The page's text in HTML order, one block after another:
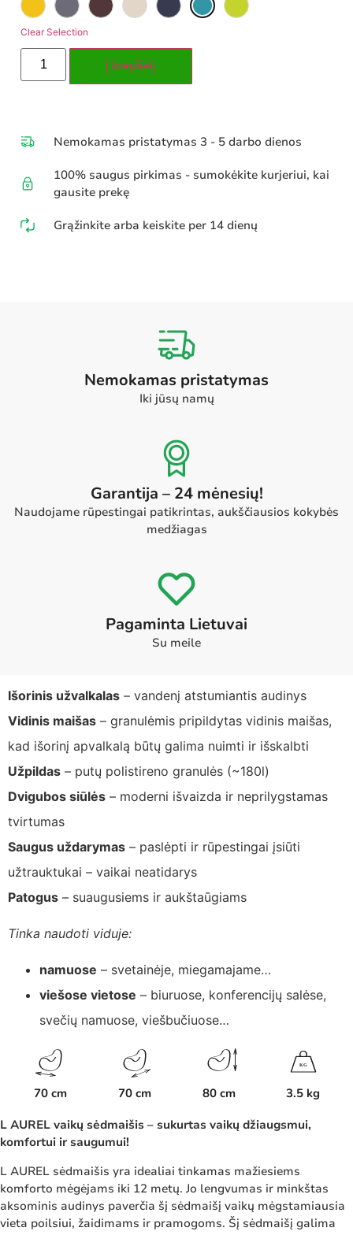
Clear Selection
Į krepšelį
Nemokamas pristatymas 3 - 5 darbo dienos
100% saugus pirkimas - sumokėkite kurjeriui, kai
gausite prekę
Grąžinkite arba keiskite per 14 dienų
Nemokamas pristatymas
Iki jūsų namų
Garantija – 24 mėnesių!
Naudojame rūpestingai patikrintas, aukščiausios kokybės
medžiagas
Pagaminta Lietuvai
Su meile
Išorinis užvalkalas – vandenį atstumiantis audinys
Vidinis maišas – granulėmis pripildytas vidinis maišas,
kad išorinį apvalkalą būtų galima nuimti ir išskalbti
Užpildas – putų polistireno granulės (~180l)
Dvigubos siūlės – moderni išvaizda ir neprilygstamas
tvirtumas
Saugus uždarymas – paslėpti ir rūpestingai įsiūti
užtrauktukai – vaikai neatidarys
Patogus – suaugusiems ir aukštaūgiams
Tinka naudoti viduje:
namuose – svetainėje, miegamajame…
viešose vietose – biuruose, konferencijų salėse,
svečių namuose, viešbučiuose…
70 cm 70 cm 80 cm
KG
3.5 kg
L AUREL vaikų sėdmaišis – sukurtas vaikų džiaugsmui,
komfortui ir saugumui!
L AUREL sėdmaišis yra idealiai tinkamas mažiesiems
komforto mėgėjams iki 12 metų. Jo lengvumas ir minkštas
aksominis audinys paverčia šį sėdmaišį vaikų mėgstamiausia
vieta poilsiui, žaidimams ir pramogoms. Šį sėdmaišį galima